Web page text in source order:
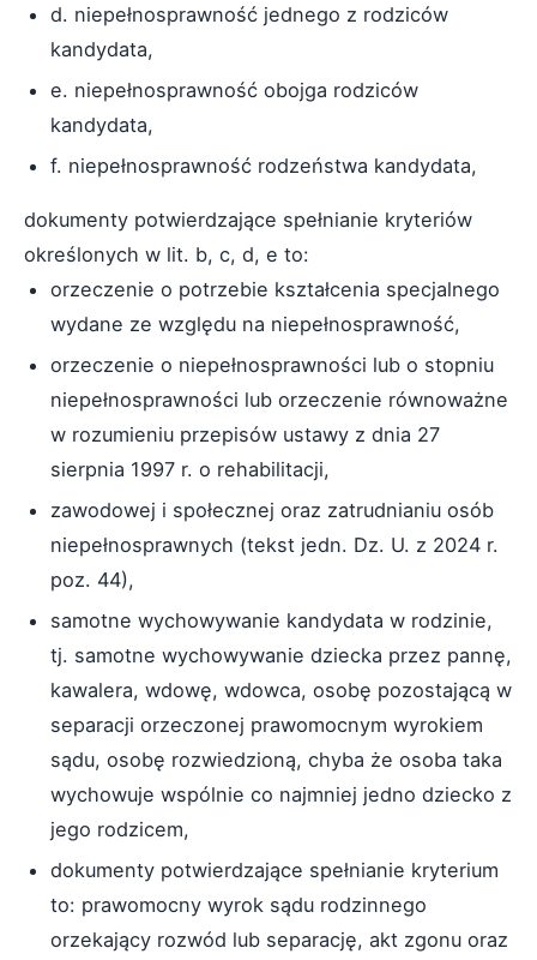
d. niepełnosprawność jednego z rodziców
kandydata,
e. niepełnosprawność obojga rodziców
kandydata,
f. niepełnosprawność rodzeństwa kandydata,
dokumenty potwierdzające spełnianie kryteriów
określonych w lit. b, c, d, e to:
orzeczenie o potrzebie kształcenia specjalnego
wydane ze względu na niepełnosprawność,
orzeczenie o niepełnosprawności lub o stopniu
niepełnosprawności lub orzeczenie równoważne
w rozumieniu przepisów ustawy z dnia 27
sierpnia 1997 r. o rehabilitacji,
zawodowej i społecznej oraz zatrudnianiu osób
niepełnosprawnych (tekst jedn. Dz. U. z 2024 r.
poz. 44),
samotne wychowywanie kandydata w rodzinie,
tj. samotne wychowywanie dziecka przez pannę,
kawalera, wdowę, wdowca, osobę pozostającą w
separacji orzeczonej prawomocnym wyrokiem
sądu, osobę rozwiedzioną, chyba że osoba taka
wychowuje wspólnie co najmniej jedno dziecko z
jego rodzicem,
dokumenty potwierdzające spełnianie kryterium
to: prawomocny wyrok sądu rodzinnego
orzekający rozwód lub separację, akt zgonu oraz